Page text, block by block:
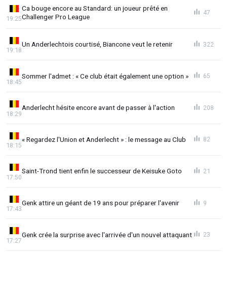
Ca bouge encore au Standard: un joueur prêté en
Challenger Pro League
19:25
47
Un Anderlechtois courtisé, Biancone veut le retenir
19:18
322
Sommer l'admet : « Ce club était également une option »
18:45
65
Anderlecht hésite encore avant de passer à l'action
18:29
208
« Regardez l'Union et Anderlecht » : le message au Club
18:15
82
Saint-Trond tient enfin le successeur de Keisuke Goto
17:50
21
Genk attire un géant de 19 ans pour préparer l'avenir
17:43
9
Genk crée la surprise avec l'arrivée d'un nouvel attaquant
17:27
23